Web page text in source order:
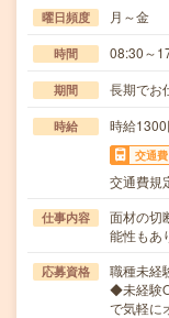
曜日頻度 月～金
時間 08:30～
期間 長期でお
時給 時給1300
交通費
交通費規
仕事内容
面材の切
能性もあ
応募資格
職種未経
◆未経験
で気軽に